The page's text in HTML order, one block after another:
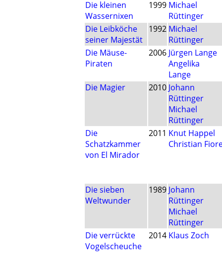
Die kleinen
Wassernixen
1999 Michael
Rüttinger
Die Leibköche
seiner Majestät
1992 Michael
Rüttinger
Die Mäuse-
Piraten
2006 Jürgen Lange
Angelika
Lange
Die Magier
2010 Johann
Rüttinger
Michael
Rüttinger
Die
Schatzkammer
von El Mirador
2011 Knut Happel
Christian
Die sieben
Weltwunder
1989 Johann
Rüttinger
Michael
Rüttinger
Die verrückte
Vogelscheuche
2014 Klaus Zoch